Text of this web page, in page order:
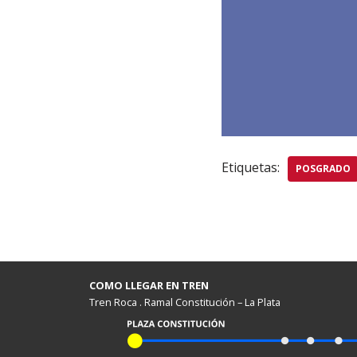
Etiquetas: POSGRADO
COMO LLEGAR EN TREN
Tren Roca . Ramal Constitución – La Plata